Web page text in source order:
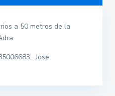
a 50 metros de la
Jose